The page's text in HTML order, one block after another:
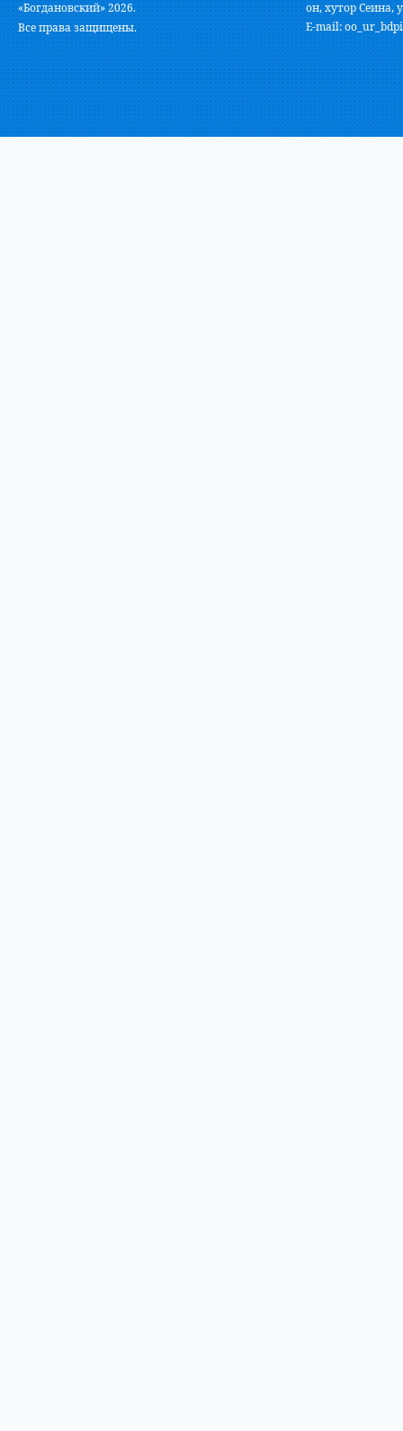
«Богдановский» 2026.
Все права защищены.
он, хутор Сеина,
E-mail: